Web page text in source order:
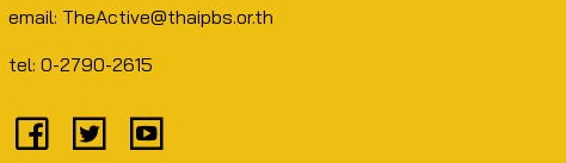
email: TheActive@thaipbs.or.th
tel: 0-2790-2615